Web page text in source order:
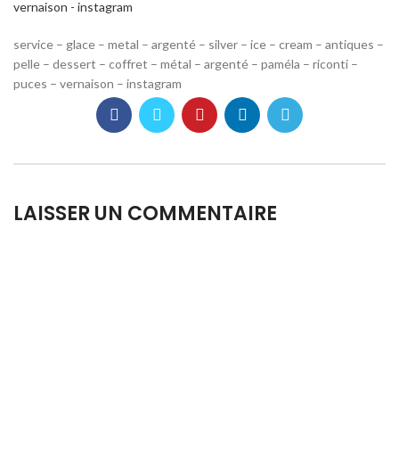
service – glace – metal – argenté – silver – ice – cream – antiques –
pelle – dessert – coffret – métal – argenté – paméla – riconti –
puces – vernaison – instagram
LAISSER UN COMMENTAIRE